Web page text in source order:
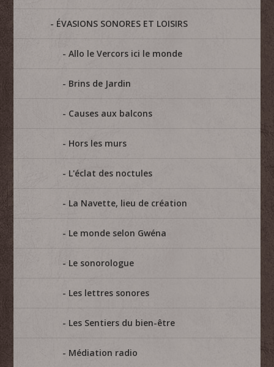
ÉVASIONS SONORES ET LOISIRS
Allo le Vercors ici le monde
Brins de Jardin
Causes aux balcons
Hors les murs
L'éclat des noctules
La Navette, lieu de création
Le monde selon Gwéna
Le sonorologue
Les lettres sonores
Les Sentiers du bien-être
Médiation radio